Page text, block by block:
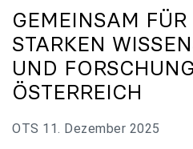
GEMEINSAM FÜR
STARKEN
UND
ÖSTERREICH
OTS 11. Dezember 2025